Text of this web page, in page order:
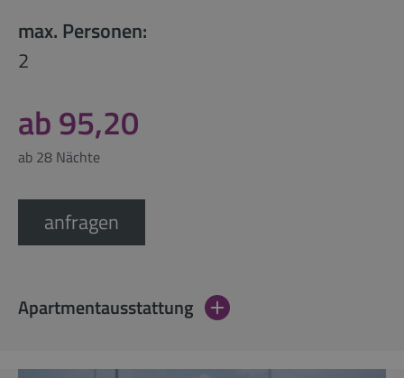
max. Personen:
2
ab 95,20
ab 28 Nächte
anfragen
Apartmentausstattung